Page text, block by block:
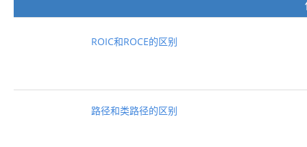
ROIC和ROCE的区别
路径和类路径的区别